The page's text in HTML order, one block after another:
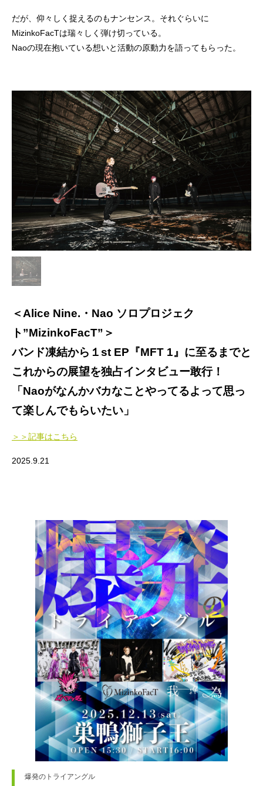
だが、仰々しく捉えるのもナンセンス。それぐらいに
MizinkoFacTは瑞々しく弾け切っている。
Naoの現在抱いている想いと活動の原動力を語ってもらった。
＜Alice Nine.・Nao ソロプロジェク
ト”MizinkoFacT”＞
バンド凍結から１st EP『MFT 1』に至るまでと
これからの展望を独占インタビュー敢行！
「Naoがなんかバカなことやってるよって思っ
て楽しんでもらいたい」
＞＞記事はこちら
2025.9.21
爆発のトライアングル